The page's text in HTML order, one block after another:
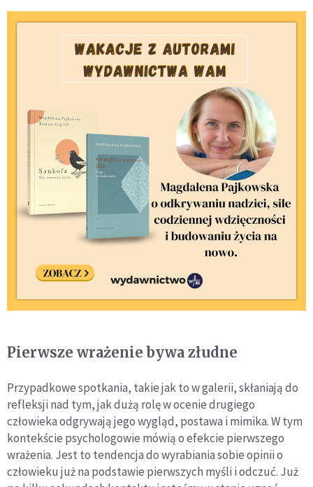
Pierwsze wrażenie bywa złudne
Przypadkowe spotkania, takie jak to w galerii, skłaniają do
refleksji nad tym, jak dużą rolę w ocenie drugiego
człowieka odgrywają jego wygląd, postawa i mimika. W tym
kontekście psychologowie mówią o efekcie pierwszego
wrażenia. Jest to tendencja do wyrabiania sobie opinii o
człowieku już na podstawie pierwszych myśli i odczuć. Już